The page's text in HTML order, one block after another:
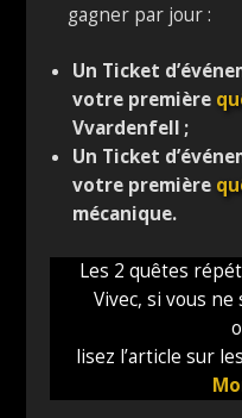
gagner par jour :
Un Ticket
votre première
Vvardenfell ;
Un Ticket
votre première
mécanique.
Les 2 quêtes
Vivec, si vous
lisez l’article sur les